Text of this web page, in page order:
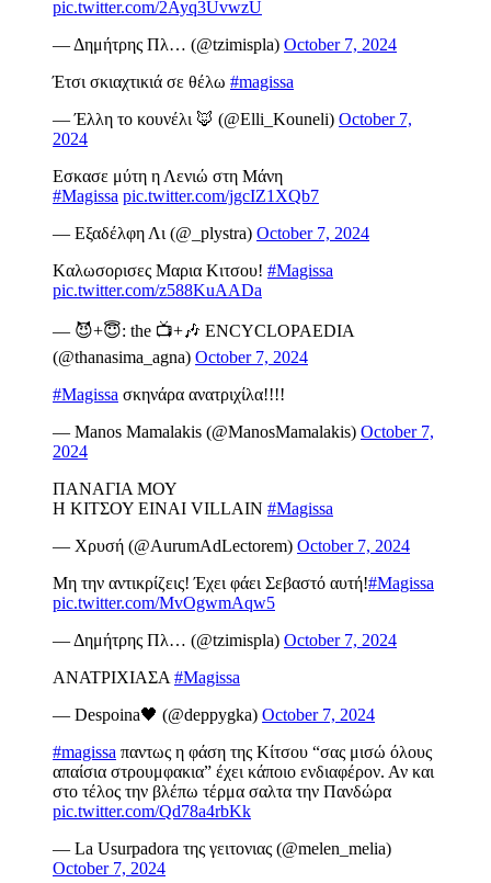
pic.twitter.com/2Ayq3UvwzU
— Δημήτρης Πλ… (@tzimispla) October 7, 2024
Έτσι σκιαχτικιά σε θέλω #magissa
— Έλλη το κουνέλι 🦊 (@Elli_Kouneli) October 7,
2024
Εσκασε μύτη η Λενιώ στη Μάνη
#Magissa pic.twitter.com/jgcIZ1XQb7
— Εξαδέλφη Λι (@_plystra) October 7, 2024
Kαλωσορισες Μαρια Κιτσου! #Magissa
pic.twitter.com/z588KuAADa
— 😈+😇: the 📺+🎶 ENCYCLOPAEDIA
(@thanasima_agna) October 7, 2024
#Magissa σκηνάρα ανατριχίλα!!!!
— Manos Mamalakis (@ManosMamalakis) October 7,
2024
ΠΑΝΑΓΙΑ ΜΟΥ
Η ΚΙΤΣΟΥ ΕΙΝΑΙ VILLAIN #Magissa
— Χρυσή (@AurumAdLectorem) October 7, 2024
Μη την αντικρίζεις! Έχει φάει Σεβαστό αυτή!#Magissa
pic.twitter.com/MvOgwmAqw5
— Δημήτρης Πλ… (@tzimispla) October 7, 2024
ΑΝΑΤΡΙΧΙΑΣΑ #Magissa
— Despoina🖤 (@deppygka) October 7, 2024
#magissa παντως η φάση της Κίτσου “σας μισώ όλους
απαίσια στρουμφακια” έχει κάποιο ενδιαφέρον. Αν και
στο τέλος την βλέπω τέρμα σαλτα την Πανδώρα
pic.twitter.com/Qd78a4rbKk
— La Usurpadora της γειτονιας (@melen_melia)
October 7, 2024